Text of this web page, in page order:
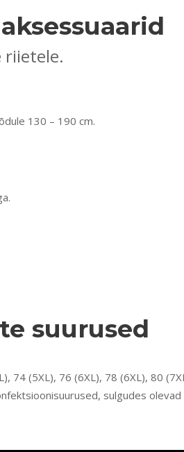
riietele.
130 – 190 cm.
suurused
(5XL), 76 (6XL), 78 (6XL), 80
sulgudes